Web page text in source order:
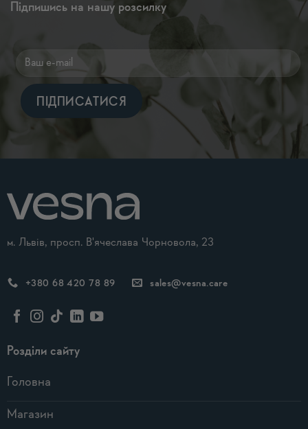
Підпишись на нашу розсилку
м. Львів, просп. В'ячеслава Чорновола, 23
+380 68 420 78 89 sales@vesna.care
Розділи сайту
Головна
Магазин